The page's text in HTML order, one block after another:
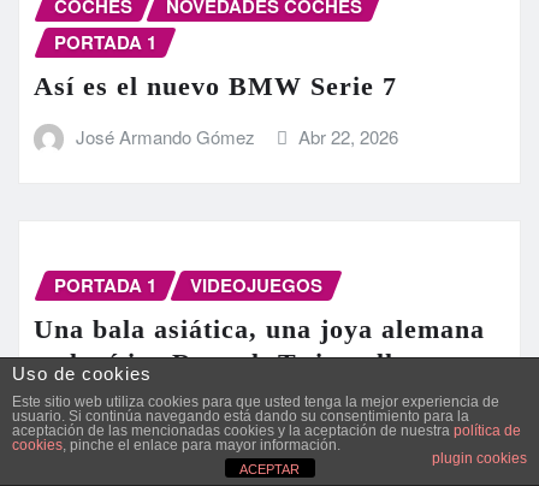
COCHES
NOVEDADES COCHES
PORTADA 1
Así es el nuevo BMW Serie 7
José Armando Gómez Abr 22, 2026
PORTADA 1 VIDEOJUEGOS
Una bala asiática, una joya alemana
y el mítico Renault Twingo llegan a
Gran Turismo 7
José Armando Gómez Abr 22, 2026
Uso de cookies
Este sitio web utiliza cookies para que usted tenga la mejor experiencia de
usuario. Si continúa navegando está dando su consentimiento para la
aceptación de las mencionadas cookies y la aceptación de nuestra política de
cookies, pinche el enlace para mayor información.
plugin cookies
ACEPTAR